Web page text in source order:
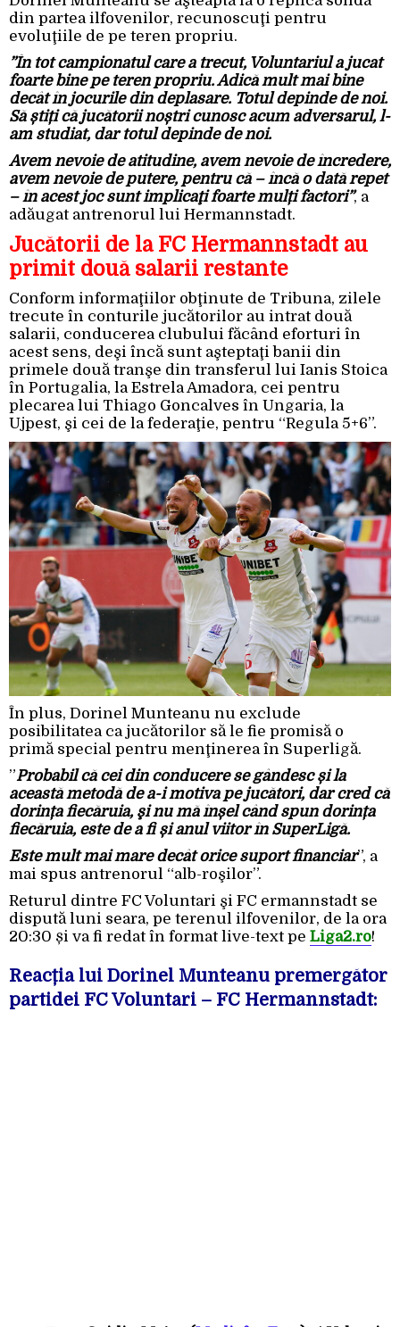
din partea ilfovenilor, recunoscuţi pentru
evoluţiile de pe teren propriu.
”În tot campionatul care a trecut, Voluntariul a jucat
foarte bine pe teren propriu. Adică mult mai bine
decât în jocurile din deplasare. Totul depinde de noi.
Să știți că jucătorii noștri cunosc acum adversarul, l-
am studiat, dar totul depinde de noi.
Avem nevoie de atitudine, avem nevoie de încredere,
avem nevoie de putere, pentru că – încă o dată repet
– în acest joc sunt implicaţi foarte mulți factori”, a
adăugat antrenorul lui Hermannstadt.
Jucătorii de la FC Hermannstadt au
primit două salarii restante
Conform informaţiilor obţinute de Tribuna, zilele
trecute în conturile jucătorilor au intrat două
salarii, conducerea clubului făcând eforturi în
acest sens, deşi încă sunt aşteptaţi banii din
primele două tranşe din transferul lui Ianis Stoica
în Portugalia, la Estrela Amadora, cei pentru
plecarea lui Thiago Goncalves în Ungaria, la
Ujpest, şi cei de la federaţie, pentru “Regula 5+6”.
În plus, Dorinel Munteanu nu exclude
posibilitatea ca jucătorilor să le fie promisă o
primă special pentru menţinerea în Superligă.
”Probabil că cei din conducere se gândesc și la
această metodă de a-i motiva pe jucători, dar cred că
dorința fiecăruia, şi nu mă înșel când spun dorința
fiecăruia, este de a fi și anul viitor în SuperLigă.
Este mult mai mare decât orice suport financiar”, a
mai spus antrenorul “alb-roşilor”.
Returul dintre FC Voluntari şi FC ermannstadt se
dispută luni seara, pe terenul ilfovenilor, de la ora
20:30 și va fi redat în format live-text pe Liga2.ro!
Reacția lui Dorinel Munteanu premergător
partidei FC Voluntari – FC Hermannstadt: